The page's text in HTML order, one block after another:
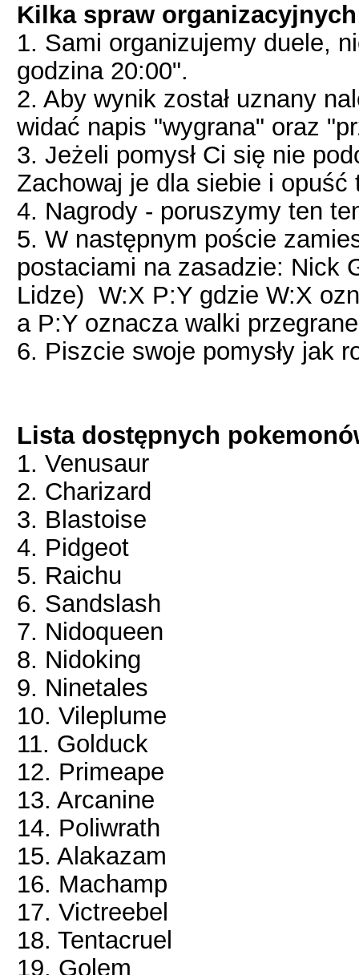
Kilka spraw
1. Sami organizujemy duele,
godzina 20:00".
2. Aby wynik został uznany
widać napis "wygrana" oraz
3. Jeżeli pomysł Ci się nie
Zachowaj je dla siebie i opuść
4. Nagrody - poruszymy ten
5. W następnym poście
postaciami na zasadzie: Nick
Lidze) W:X P:Y gdzie W:X
a P:Y oznacza walki
6. Piszcie swoje pomysły jak
Lista dostępnych
1. Venusaur
2. Charizard
3. Blastoise
4. Pidgeot
5. Raichu
6. Sandslash
7. Nidoqueen
8. Nidoking
9. Ninetales
10. Vileplume
11. Golduck
12. Primeape
13. Arcanine
14. Poliwrath
15. Alakazam
16. Machamp
17. Victreebel
18. Tentacruel
19. Golem